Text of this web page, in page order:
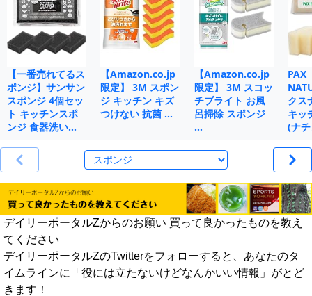
【一番売れてるス
ポンジ】サンサン
スポンジ 4個セッ
ト キッチンスポ
ンジ 食器洗い…
【Amazon.co.jp
限定】 3M スポン
ジ キッチン キズ
つけない 抗菌 …
【Amazon.co.jp
限定】 3M スコッ
チブライト お風
呂掃除 スポンジ
…
PAX
クス
キッ
(ナ
デイリーポータルZからのお願い 買って良かったものを教え
てください
デイリーポータルZのTwitterをフォローすると、あなたのタ
イムラインに「役には立たないけどなんかいい情報」がとど
きます！